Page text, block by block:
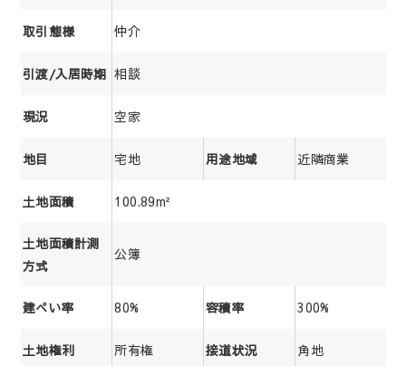
取引態様 仲介
引渡/入居時期 相談
現況 空家
地目 宅地 用途地域 近隣商業
土地面積 100.89m²
土地面積計測
方式
公簿
建ぺい率 80% 容積率 300%
土地権利 所有権 接道状況 角地